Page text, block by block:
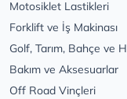
Motosiklet Lastikleri
Forklift ve İş Makinası
Golf, Tarım, Bahçe ve
Bakım ve Aksesuarlar
Off Road Vinçleri